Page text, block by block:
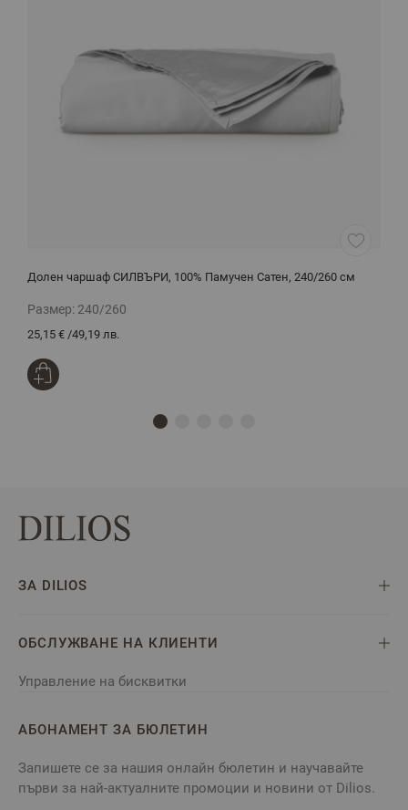
Долен чаршаф СИЛВЪРИ, 100% Памучен Сатен, 240/260 см
Размер: 240/260
25,15 € /49,19 лв.
ЗА DILIOS
ОБСЛУЖВАНЕ НА КЛИЕНТИ
Управление на бисквитки
АБОНАМЕНТ ЗА БЮЛЕТИН
Запишете се за нашия онлайн бюлетин и научавайте
първи за най-актуалните промоции и новини от Dilios.